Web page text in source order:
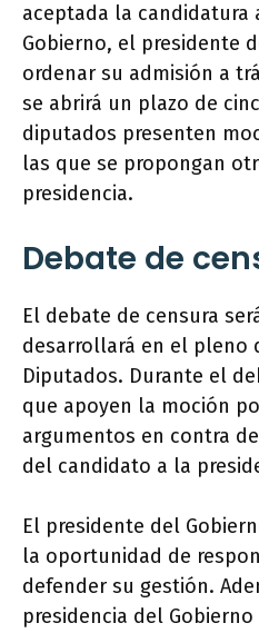
aceptada la candidatura
Gobierno, el presidente
ordenar su admisión a
se abrirá un plazo de
diputados presenten
las que se propongan
presidencia.
Debate de
El debate de censura
desarrollará en el pleno
Diputados. Durante el
que apoyen la moción
argumentos en contra
del candidato a la
El presidente del
la oportunidad de
defender su gestión.
presidencia del